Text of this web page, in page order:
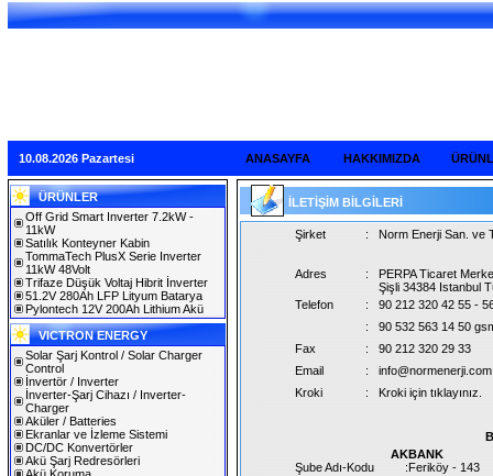
10.08.2026 Pazartesi ANASAYFA HAKKIMIZDA
ÜRÜNLER
Off Grid Smart Inverter 7.2kW -
11kW
Satılık Konteyner Kabin
TommaTech PlusX Serie Inverter
11kW 48Volt
Trifaze Düşük Voltaj Hibrit İnverter
51.2V 280Ah LFP Lityum Batarya
Pylontech 12V 200Ah Lithium Akü
VICTRON ENERGY
Solar Şarj Kontrol / Solar Charger
Control
İnvertör / Inverter
İnverter-Şarj Cihazı / Inverter-
Charger
Aküler / Batteries
Ekranlar ve İzleme Sistemi
DC/DC Konvertörler
Akü Şarj Redresörleri
İLETİŞİM BİLGİLERİ
Şirket : Norm Enerji San. ve
Adres :
PERPA Ticaret
Şişli 34384 Istanbul
Telefon
:
90 212 320 42 55 -
:
90 532 563 14 50
Fax
:
90 212 320 29 33
Email
:
Kroki
: Kroki için tıklayınız.
AKBANK
Şube Adı-Kodu
:Feriköy - 143